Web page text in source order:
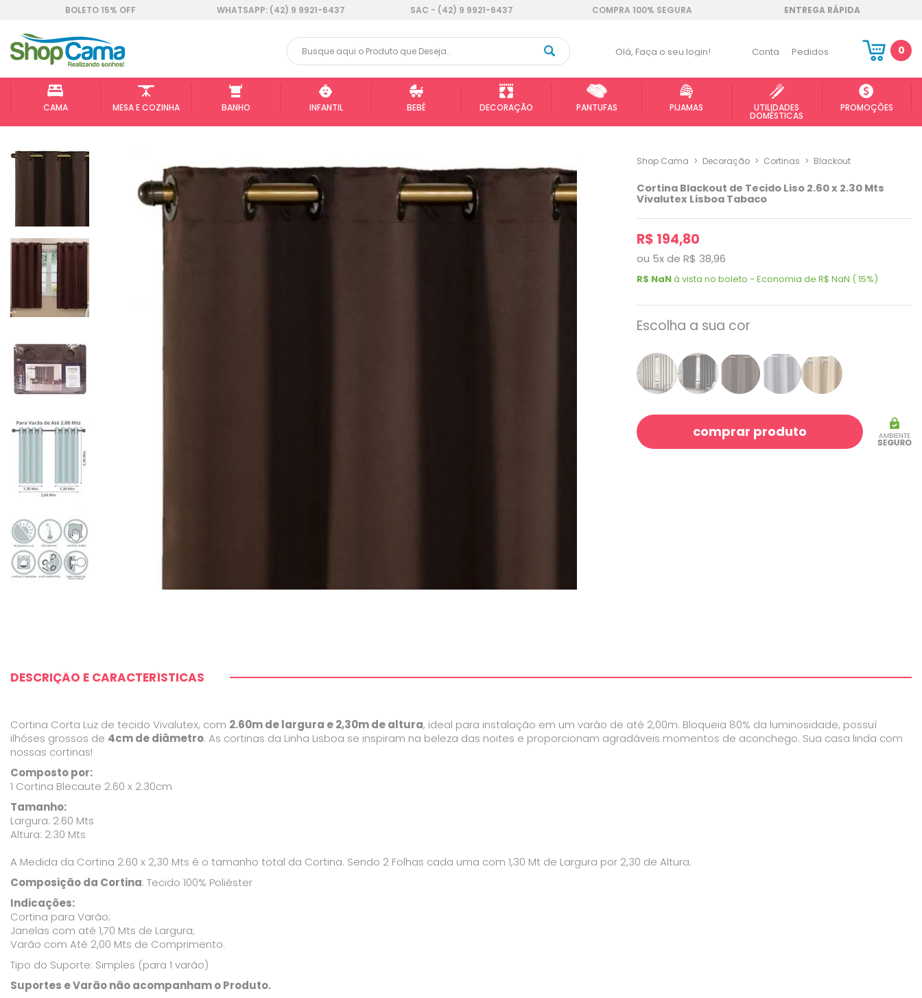
BOLETO 15% OFF WHATSAPP: (42) 9 9921-6437 SAC - (42) 9 9921-6437 COMPRA 100% SEGURA ENTREGA RÁPIDA
Olá, Faça o seu login! Conta Pedidos 0
CAMA MESA E COZINHA BANHO INFANTIL BEBÊ DECORAÇÃO PANTUFAS PIJAMAS UTILIDADES
DOMÉSTICAS
PROMOÇÕES
Shop Cama > Decoração > Cortinas > Blackout
Cortina Blackout de Tecido Liso 2.60 x 2.30 Mts
Vivalutex Lisboa Tabaco
R$ 194,80
ou 5xde R$ 38,96
R$ NaNà vista no boleto - Economia de R$ NaN ( 15%)
Escolha a sua cor
comprar produto
DESCRIÇÃO E CARACTERÍSTICAS
Cortina Corta Luz de tecido Vivalutex, com 2.60m de largura e 2,30m de altura, ideal para instalação em um varão de até 2,00m. Bloqueia 80% da luminosidade, possuí
ilhóses grossos de 4cm de diâmetro. As cortinas da Linha Lisboa se inspiram na beleza das noites e proporcionam agradáveis momentos de aconchego. Sua casa linda com
nossas cortinas!
Composto por:
1 Cortina Blecaute 2.60 x 2.30cm
Tamanho:
Largura: 2.60 Mts
Altura: 2.30 Mts
A Medida da Cortina 2.60 x 2,30 Mts é o tamanho total da Cortina. Sendo 2 Folhas cada uma com 1,30 Mt de Largura por 2,30 de Altura.
Composição da Cortina: Tecido 100% Poliéster
Indicações:
Cortina para Varão;
Janelas com até 1,70 Mts de Largura;
Varão com Até 2,00 Mts de Comprimento.
Tipo do Suporte: Simples (para 1 varão)
Suportes e Varão não acompanham o Produto.